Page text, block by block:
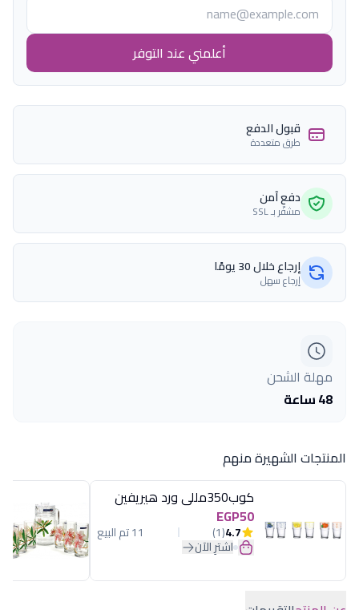
أعلمني عند التوفر
قبول الدفع
طرق متعددة
دفع آمن
مشفّر بـ SSL
إرجاع خلال 30 يومًا
إرجاع سهل
مهلة الشحن
48 ساعة
المنتجات الشهيرة منهم
كوب350مللى ورد هيريفين
EGP50
4.7
(1) 11 تم البيع
اشترِ الآن